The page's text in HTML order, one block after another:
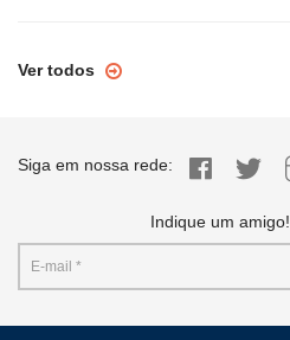
Ver todos
Siga em nossa rede:
Indique um amigo!